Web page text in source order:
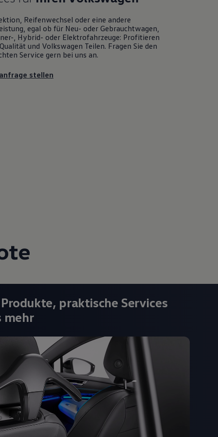
Reifenwechsel oder eine andere
egal ob für Neu- oder Gebrauchtwagen
, Hybrid- oder Elektrofahrzeuge: Profitieren
und Volkswagen Teilen. Fragen Sie den
Service gern bei uns an.
stellen
praktische Services
mehr